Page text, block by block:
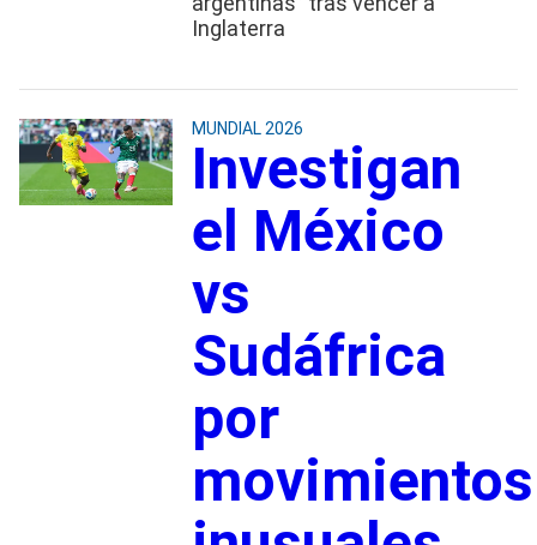
Inglaterra
MUNDIAL 2026
Investigan
el México
vs
Sudáfrica
por
movimientos